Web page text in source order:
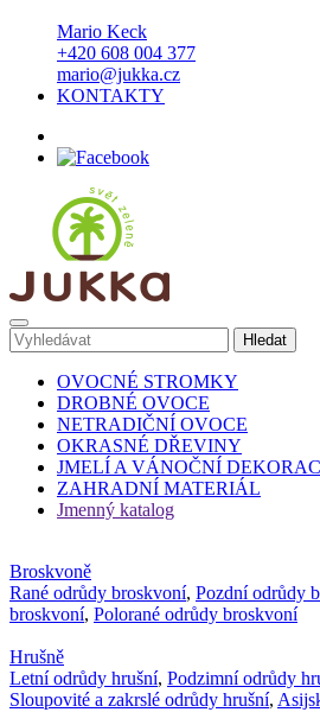
Mario Keck
+420 608 004 377
mario@jukka.cz
KONTAKTY
OVOCNÉ STROMKY
DROBNÉ OVOCE
NETRADIČNÍ OVOCE
OKRASNÉ DŘEVINY
JMELÍ A VÁNOČNÍ
ZAHRADNÍ MATERIÁL
Jmenný katalog
Broskvoně
Rané odrůdy broskvoní, Pozdní odrůdy
broskvoní, Polorané odrůdy broskvoní
Hrušně
Letní odrůdy hrušní, Podzimní odrůdy
Sloupovité a zakrslé odrůdy hrušní,